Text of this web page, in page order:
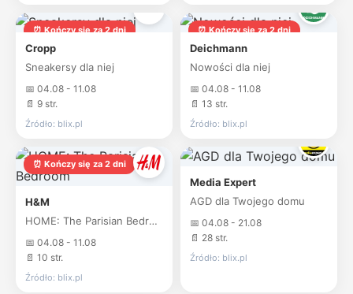
⏰ Kończy się za 2 dni
Cropp
Sneakersy dla niej
📅 04.08 - 11.08
📄 9 str.
Źródło: blix.pl
⏰ Kończy się za 2 dni
Deichmann
Nowości dla niej
📅 04.08 - 11.08
📄 13 str.
Źródło: blix.pl
⏰ Kończy się za 2 dni
H&M
HOME: The Parisian Bedroom
📅 04.08 - 11.08
📄 10 str.
Źródło: blix.pl
Media Expert
AGD dla Twojego domu
📅 04.08 - 21.08
📄 28 str.
Źródło: blix.pl